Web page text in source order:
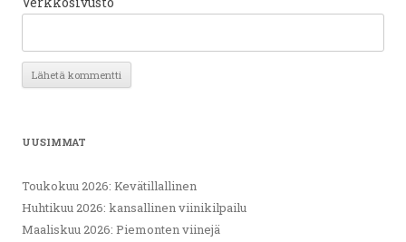
UUSIMMAT
Toukokuu 2026: Kevätillallinen
Huhtikuu 2026: kansallinen viinikilpailu
Maaliskuu 2026: Piemonten viinejä